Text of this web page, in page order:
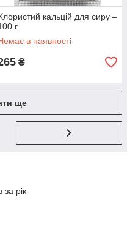
кальцій для сиру –
г
в наявності
₴
ще
за рік